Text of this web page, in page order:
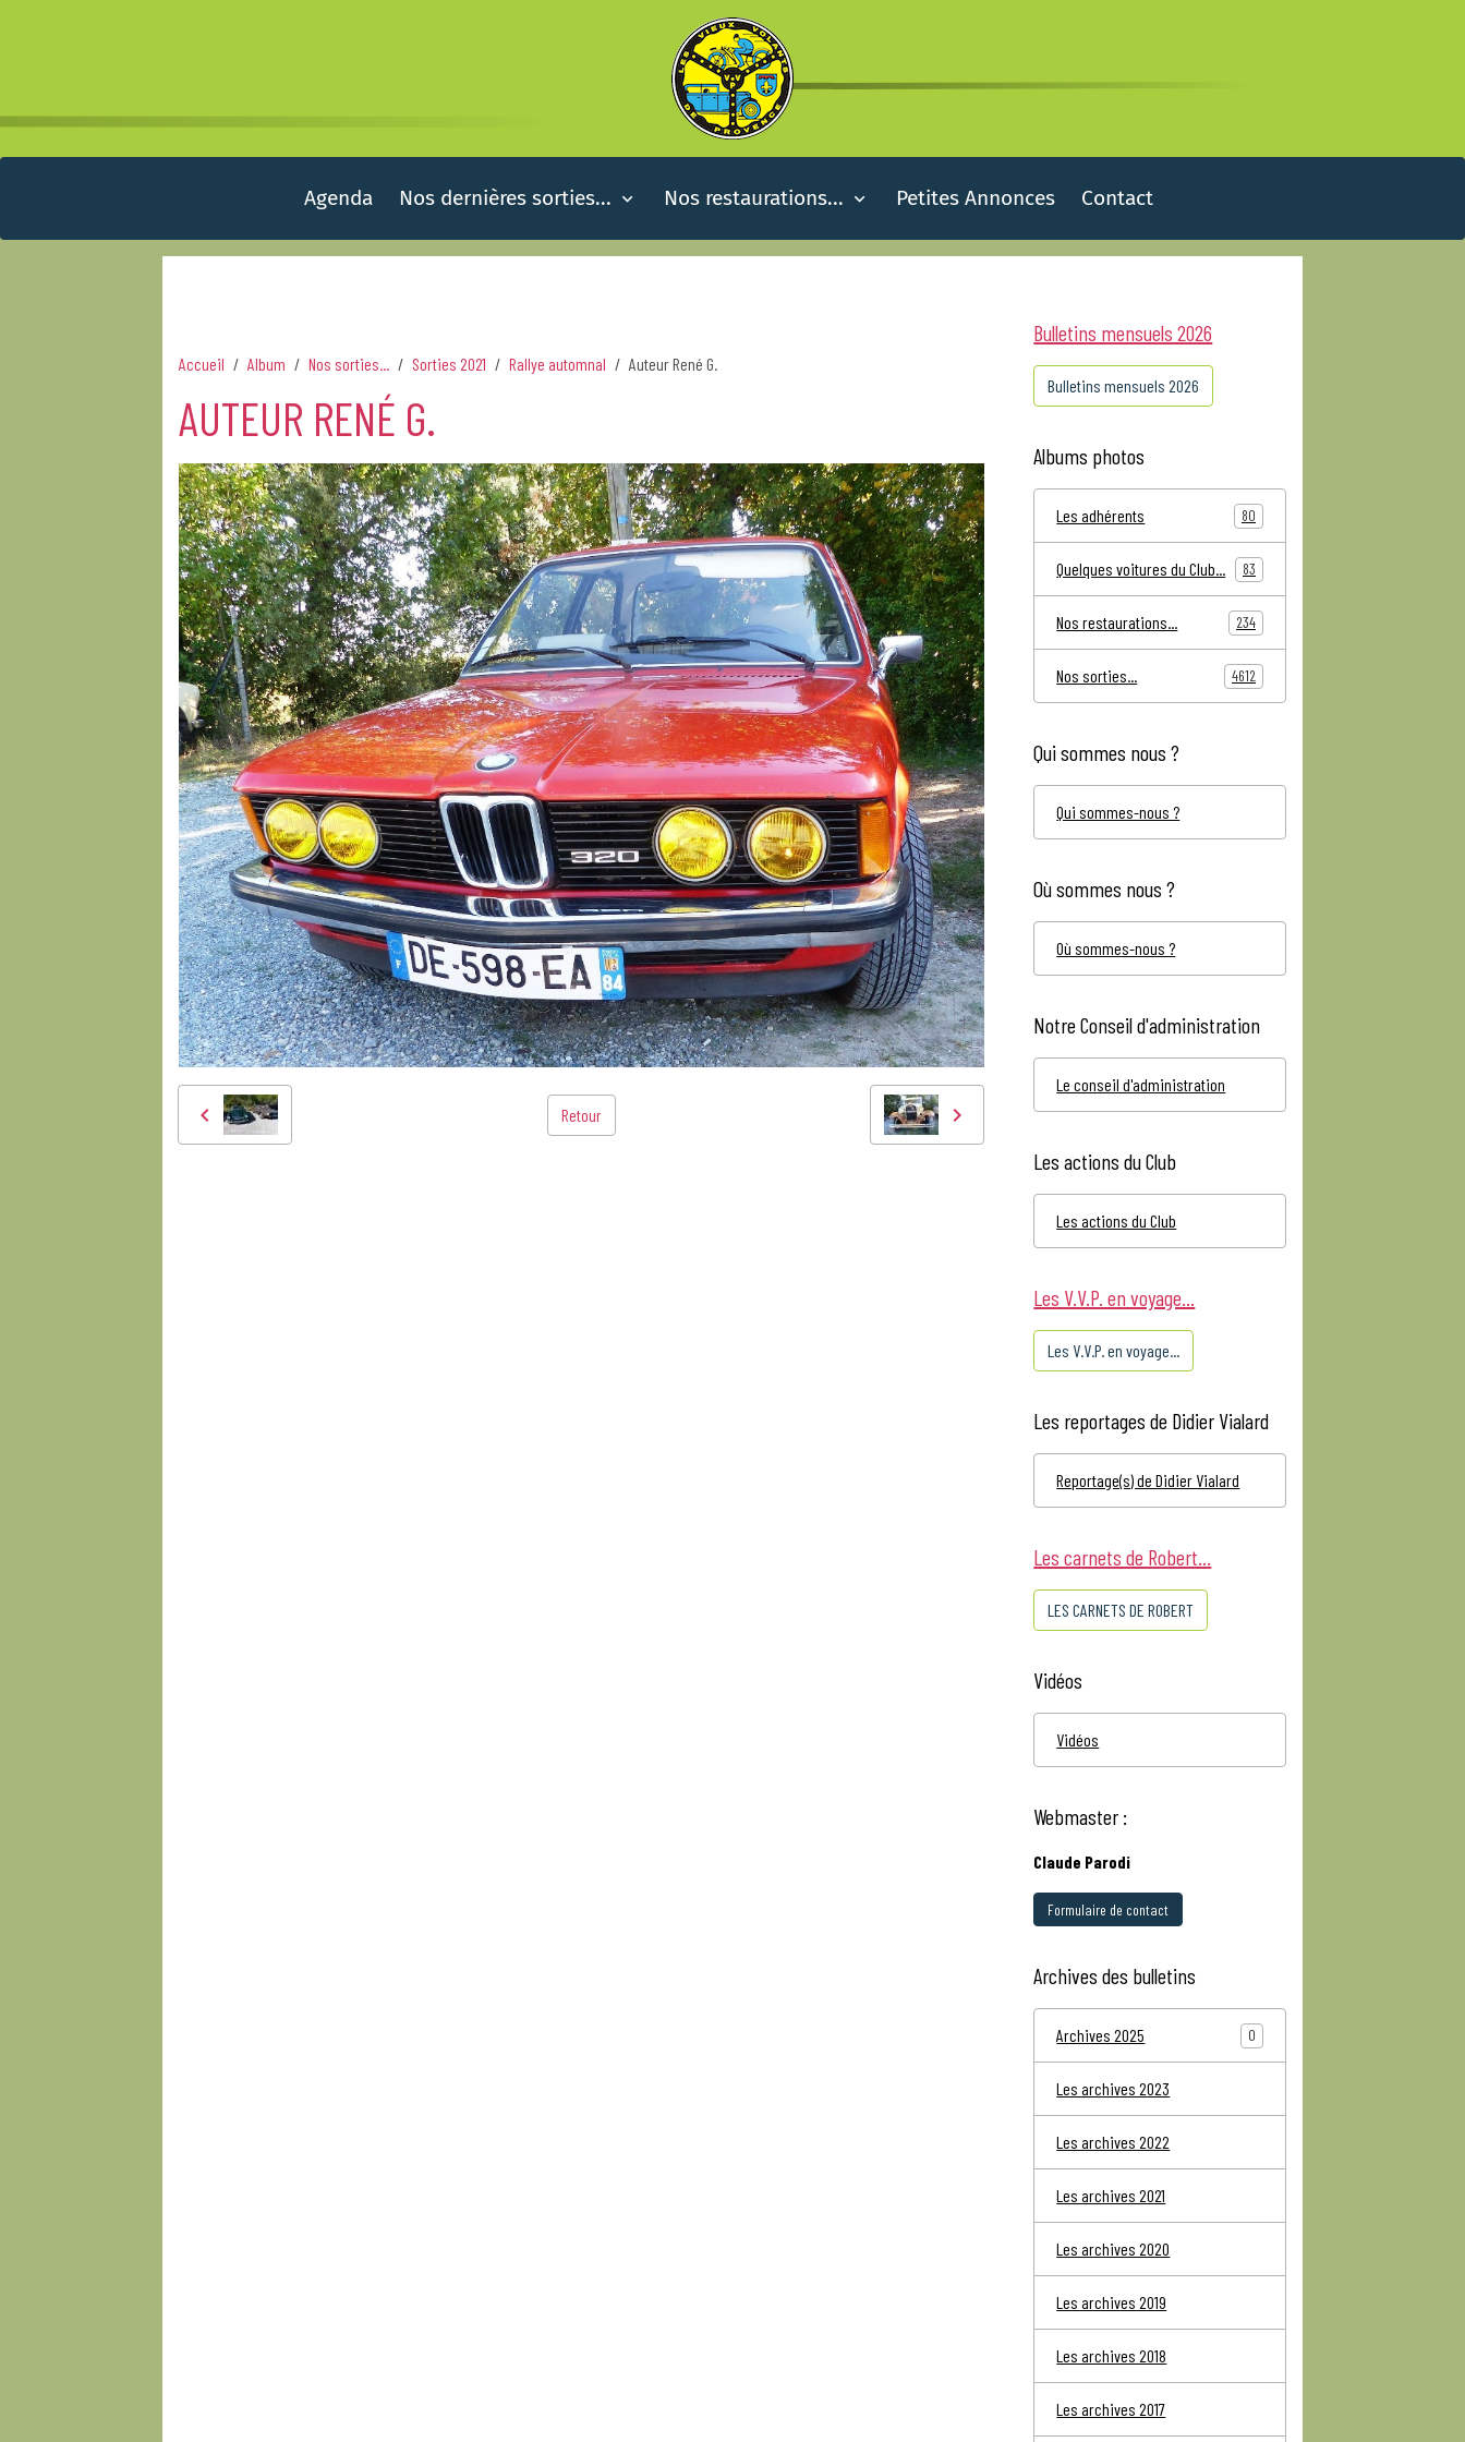
Agenda Nos dernières sorties... Nos restaurations... Petites Annonces Contact
Accueil Album Nos sorties... Sorties 2021 Rallye automnal Auteur René G.
AUTEUR RENÉ G.
Retour
Bulletins mensuels 2026
Bulletins mensuels 2026
Albums photos
Les adhérents 80
Quelques voitures du Club... 83
Nos restaurations... 234
Nos sorties... 4612
Qui sommes nous ?
Qui sommes-nous ?
Où sommes nous ?
Où sommes-nous ?
Notre Conseil d'administration
Le conseil d'administration
Les actions du Club
Les actions du Club
Les V.V.P. en voyage...
Les V.V.P. en voyage...
Les reportages de Didier Vialard
Reportage(s) de Didier Vialard
Les carnets de Robert...
LES CARNETS DE ROBERT
Vidéos
Vidéos
Webmaster :
Claude Parodi
Formulaire de contact
Archives des bulletins
Archives 2025 0
Les archives 2023
Les archives 2022
Les archives 2021
Les archives 2020
Les archives 2019
Les archives 2018
Les archives 2017